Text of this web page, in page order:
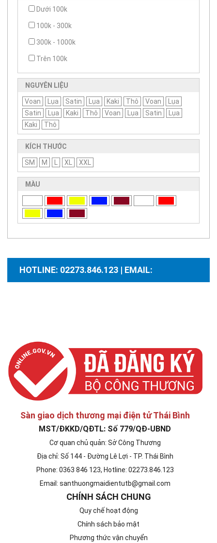
Dưới 100k
100k - 300k
300k - 1000k
Trên 100k
NGUYÊN LIỆU
Voan Lụa Satin Lụa Kaki Thô Voan
Lụa
Satin
Lụa Kaki Thô Voan Lụa Satin
Lụa
Kaki
Thô
KÍCH THƯỚC
SM M L XL XXL
MÀU
HOTLINE: 02273.846.123 | EMAIL:
Sàn giao dịch thương mại điện tử Thái Bình
MST/ĐKKD/QĐTL: Số 779/QĐ-UBND
Cơ quan chủ quản: Sở Công Thương
Địa chỉ: Số 144 - Đường Lê Lợi - TP. Thái Bình
Phone: 0363 846 123, Hotline: 02273.846.123
Email: santhuongmaidientutb@gmail.com
CHÍNH SÁCH CHUNG
Quy chế hoạt động
Chính sách bảo mật
Phương thức vận chuyển